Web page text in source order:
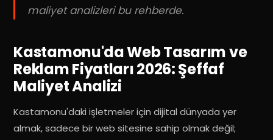
maliyet analizleri bu rehberde.
Kastamonu'da Web Tasarım ve
Reklam Fiyatları 2026: Şeffaf
Maliyet Analizi
Kastamonu'daki işletmeler için dijital dünyada yer
almak, sadece bir web sitesine sahip olmak değil;